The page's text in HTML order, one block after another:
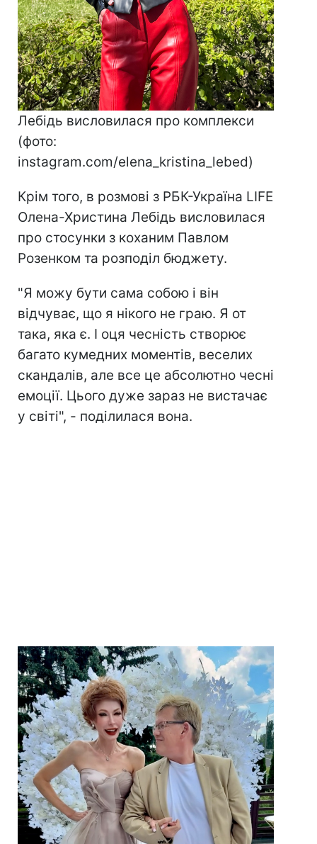
Лебідь висловилася про комплекси
(фото:
instagram.com/elena_kristina_lebed)
Крім того, в розмові з РБК-Україна LIFE
Олена-Христина Лебідь висловилася
про стосунки з коханим Павлом
Розенком та розподіл бюджету.
"Я можу бути сама собою і він
відчуває, що я нікого не граю. Я от
така, яка є. І оця чесність створює
багато кумедних моментів, веселих
скандалів, але все це абсолютно чесні
емоції. Цього дуже зараз не вистачає
у світі", - поділилася вона.